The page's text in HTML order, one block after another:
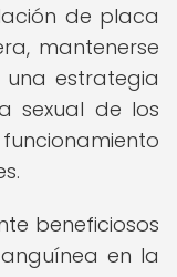
de placa
mantenerse
estrategia
sexual de los
beneficiosos
en la